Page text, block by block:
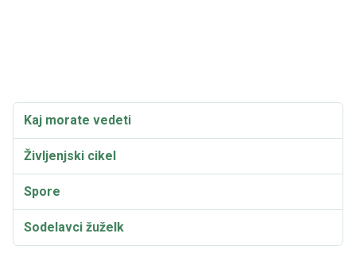
Kaj morate vedeti
Življenjski cikel
Spore
Sodelavci žuželk